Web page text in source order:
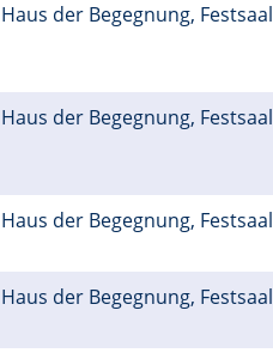
Haus der Begegnung, Festsaal
Haus der Begegnung, Festsaal
Haus der Begegnung, Festsaal
Haus der Begegnung, Festsaal